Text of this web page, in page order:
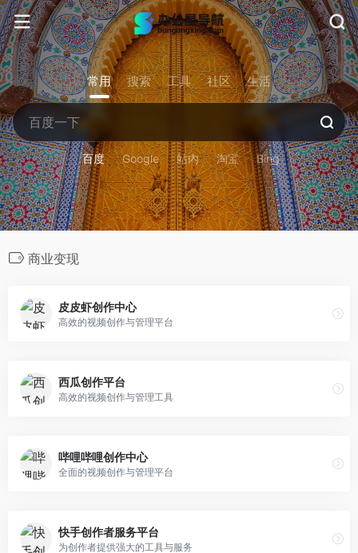
常用 搜索 工具 社区 生活
百度 Google 站内 淘宝 Bing
商业变现
皮皮虾创作中心
高效的视频创作与管理平台
西瓜创作平台
高效的视频创作与管理工具
哔哩哔哩创作中心
全面的视频创作与管理平台
快手创作者服务平台
为创作者提供强大的工具与服务